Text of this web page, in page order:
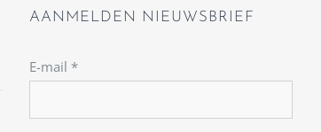
AANMELDEN NIEUWSBRIEF
E-mail *